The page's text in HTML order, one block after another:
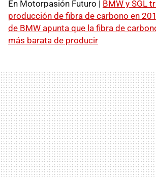
En Motorpasión Futuro | BMW y SGL
producción de fibra de carbono en
de BMW apunta que la fibra de
más barata de producir